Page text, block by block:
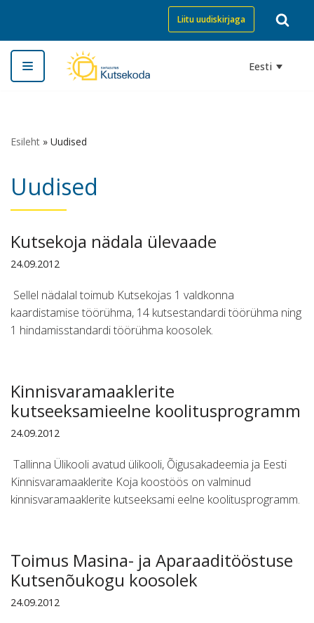
Skip
to
content
Liitu uudiskirjaga
Eesti
Esileht » Uudised
Uudised
Kutsekoja nädala ülevaade
24.09.2012
Sellel nädalal toimub Kutsekojas 1 valdkonna
kaardistamise töörühma, 14 kutsestandardi töörühma ning
1 hindamisstandardi töörühma koosolek.
Kinnisvaramaaklerite
kutseeksamieelne koolitusprogramm
24.09.2012
Tallinna Ülikooli avatud ülikooli, Õigusakadeemia ja Eesti
Kinnisvaramaaklerite Koja koostöös on valminud
kinnisvaramaaklerite kutseeksami eelne koolitusprogramm.
Toimus Masina- ja Aparaaditööstuse
Kutsenõukogu koosolek
24.09.2012